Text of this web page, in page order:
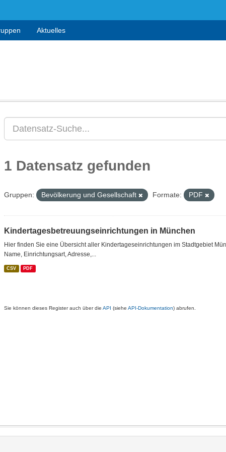
Aktuelles
1 Datensatz gefunden
Gruppen: Bevölkerung und Gesellschaft Formate: PDF
Kindertagesbetreuungseinrichtungen in München
Hier finden Sie eine Übersicht aller Kindertageseinrichtungen im Stadtgebiet
Name, Einrichtungsart, Adresse,...
CSV PDF
Sie können dieses Register auch über die API (siehe API-Dokumentation) abrufen.